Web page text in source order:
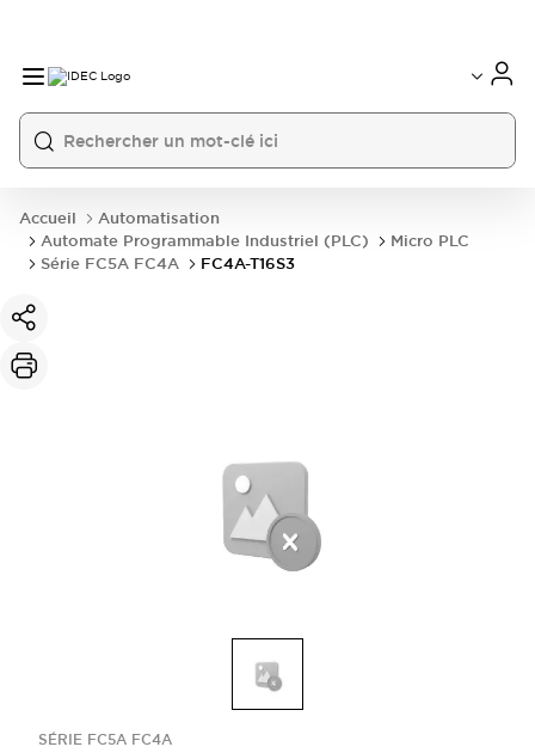
Accueil
Automatisation
Automate Programmable Industriel (PLC)
Micro PLC
Série FC5A FC4A
FC4A-T16S3
SÉRIE FC5A FC4A